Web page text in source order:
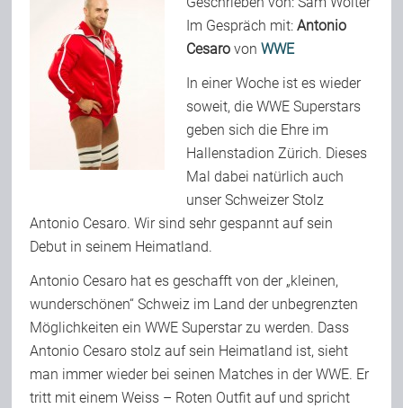
Bild-Archiv
Rezensionen
Alles andere
Backstage
Kontakt
Im Gespräch mit:Antonio
Cesaro vonWWE
In einer Woche ist es wieder
soweit, die WWE Superstars
geben sich die Ehre im
Hallenstadion Zürich. Dieses
Mal dabei natürlich auch
unser Schweizer Stolz
Antonio Cesaro. Wir sind sehr gespannt auf sein
Debut in seinem Heimatland.
Antonio Cesaro hat es geschafft von der „kleinen,
wunderschönen“ Schweiz im Land der unbegrenzten
Möglichkeiten ein WWE Superstar zu werden. Dass
Antonio Cesaro stolz auf sein Heimatland ist, sieht
man immer wieder bei seinen Matches in der WWE. Er
tritt mit einem Weiss – Roten Outfit auf und spricht